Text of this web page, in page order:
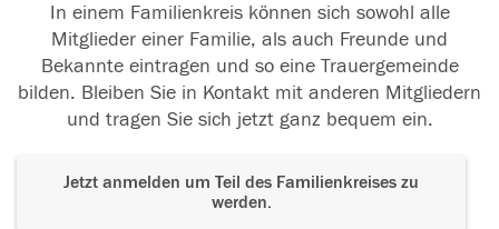
In einem Familienkreis können sich sowohl alle
Mitglieder einer Familie, als auch Freunde und
Bekannte eintragen und so eine Trauergemeinde
bilden. Bleiben Sie in Kontakt mit anderen Mitgliedern
und tragen Sie sich jetzt ganz bequem ein.
Jetzt anmelden um Teil des Familienkreises zu
werden.